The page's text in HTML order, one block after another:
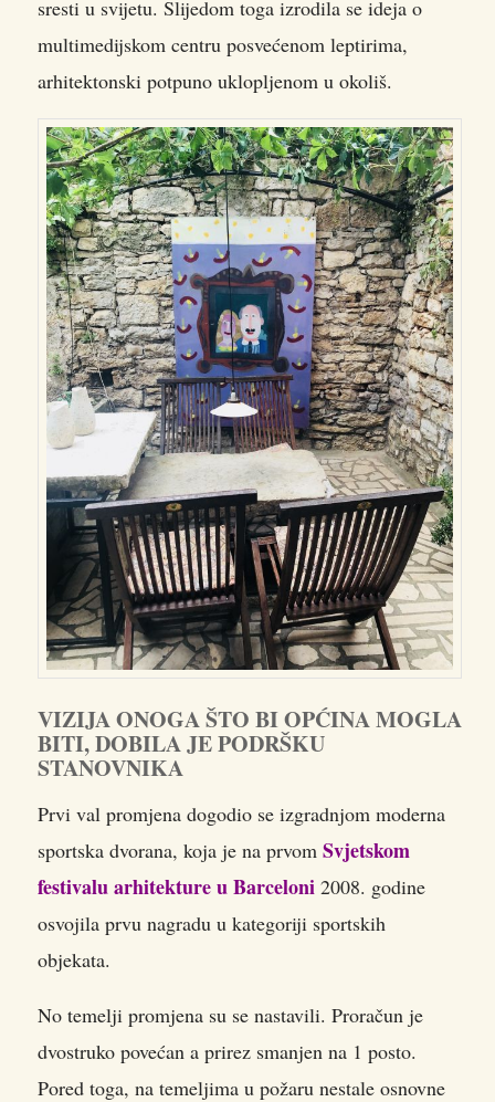
sresti u svijetu. Slijedom toga izrodila se ideja o
multimedijskom centru posvećenom leptirima,
arhitektonski potpuno uklopljenom u okoliš.
VIZIJA ONOGA ŠTO BI OPĆINA MOGLA
BITI, DOBILA JE PODRŠKU
STANOVNIKA
Prvi val promjena dogodio se izgradnjom moderna
sportska dvorana, koja je na prvom Svjetskom
festivalu arhitekture u Barceloni 2008. godine
osvojila prvu nagradu u kategoriji sportskih
objekata.
No temelji promjena su se nastavili. Proračun je
dvostruko povećan a prirez smanjen na 1 posto.
Pored toga, na temeljima u požaru nestale osnovne